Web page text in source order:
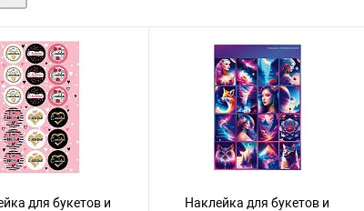
для букетов и
Наклейка для букетов и